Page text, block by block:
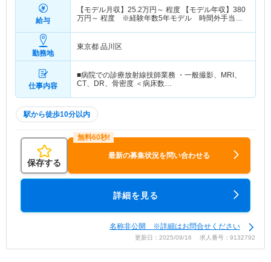
給与
【モデル月収】 25.2万円～ 程度 【モデル年収】 380
万円～ 程度 ※経験年数5年モデル 時間外手当、
勤務地
東京都 品川区
仕事内容
■病院での診療放射線技師業務 ・一般撮影、MRI、
CT、DR、骨密度 ＜病床数…
駅から徒歩10分以内
保存する
最新の募集状況を問い合わせる
詳細を見る
名称非公開 ※詳細はお問合せください
更新日：2025/09/16 求人番号：9132792